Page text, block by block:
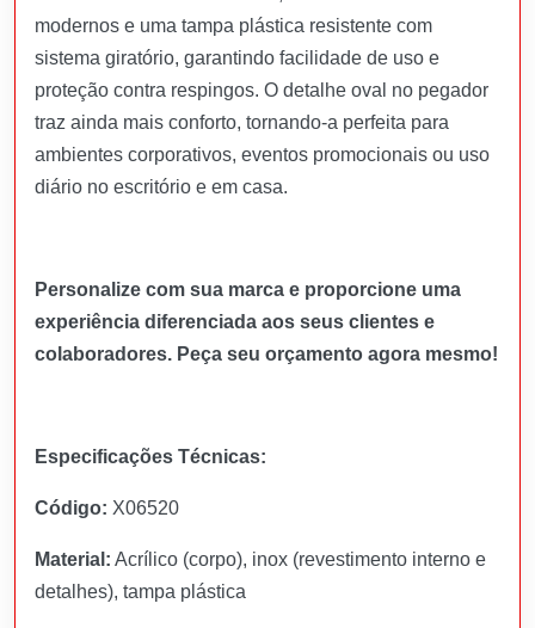
modernos e uma tampa plástica resistente com
sistema giratório, garantindo facilidade de uso e
proteção contra respingos. O detalhe oval no pegador
traz ainda mais conforto, tornando-a perfeita para
ambientes corporativos, eventos promocionais ou uso
diário no escritório e em casa.
Personalize com sua marca e proporcione uma
experiência diferenciada aos seus clientes e
colaboradores. Peça seu orçamento agora mesmo!
Especificações Técnicas:
Código: X06520
Material: Acrílico (corpo), inox (revestimento interno e
detalhes), tampa plástica